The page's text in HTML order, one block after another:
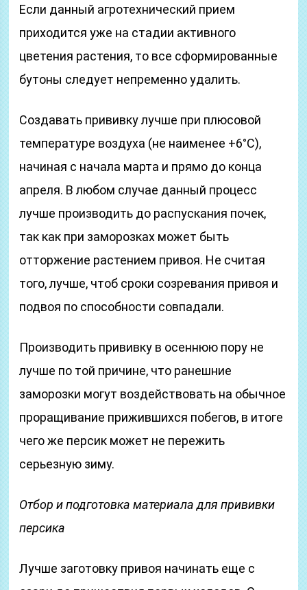
Если данный агротехнический прием
приходится уже на стадии активного
цветения растения, то все сформированные
бутоны следует непременно удалить.
Создавать прививку лучше при плюсовой
температуре воздуха (не наименее +6°С),
начиная с начала марта и прямо до конца
апреля. В любом случае данный процесс
лучше производить до распускания почек,
так как при заморозках может быть
отторжение растением привоя. Не считая
того, лучше, чтоб сроки созревания привоя и
подвоя по способности совпадали.
Производить прививку в осеннюю пору не
лучше по той причине, что ранешние
заморозки могут воздействовать на обычное
проращивание прижившихся побегов, в итоге
чего же персик может не пережить
серьезную зиму.
Отбор и подготовка материала для прививки
персика
Лучше заготовку привоя начинать еще с